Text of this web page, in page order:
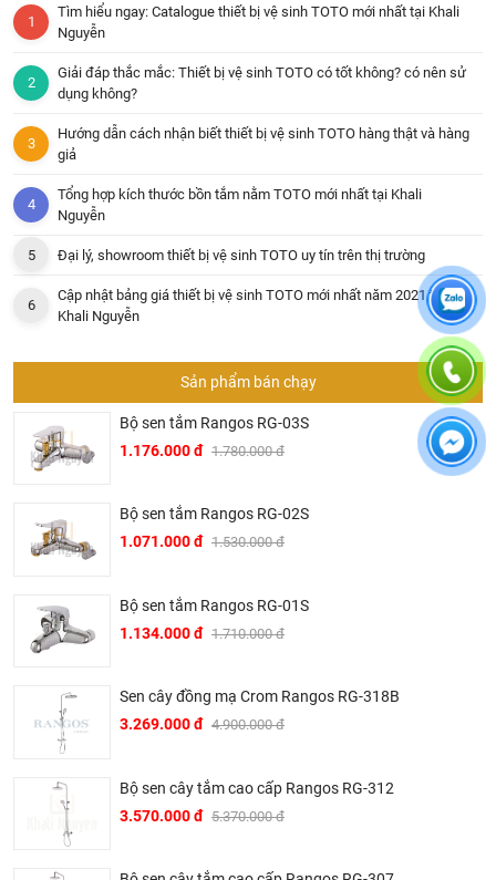
Tìm hiểu ngay: Catalogue thiết bị vệ sinh TOTO mới nhất tại Khali
Nguyễn
Giải đáp thắc mắc: Thiết bị vệ sinh TOTO có tốt không? có nên sử
dụng không?
Hướng dẫn cách nhận biết thiết bị vệ sinh TOTO hàng thật và hàng
giả
Tổng hợp kích thước bồn tắm nằm TOTO mới nhất tại Khali
Nguyễn
Đại lý, showroom thiết bị vệ sinh TOTO uy tín trên thị trường
Cập nhật bảng giá thiết bị vệ sinh TOTO mới nhất năm 2021 tại
Khali Nguyễn
Sản phẩm bán chạy
Bộ sen tắm Rangos RG-03S
1.176.000 đ 1.780.000 đ
Bộ sen tắm Rangos RG-02S
1.071.000 đ 1.530.000 đ
Bộ sen tắm Rangos RG-01S
1.134.000 đ 1.710.000 đ
Sen cây đồng mạ Crom Rangos RG-318B
3.269.000 đ 4.900.000 đ
Bộ sen cây tắm cao cấp Rangos RG-312
3.570.000 đ 5.370.000 đ